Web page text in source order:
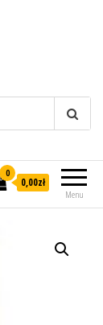
Menu
0
0,00zł